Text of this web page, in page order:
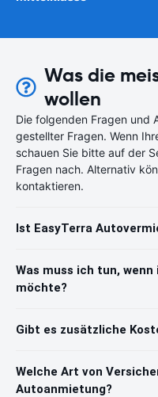
Was die
wollen
Die folgenden Fragen und
gestellter Fragen. Wenn
schauen Sie bitte auf der
Fragen nach. Alternativ
kontaktieren.
Ist EasyTerra
Was muss ich tun,
möchte?
Gibt es zusätzliche
Welche Art von
Autoanmietung?